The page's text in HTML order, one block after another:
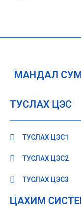
МАНДАЛ СУМ
ТУСЛАХ ЦЭС
ТУСЛАХ ЦЭС1
ТУСЛАХ ЦЭС2
ТУСЛАХ ЦЭС3
ЦАХИМ